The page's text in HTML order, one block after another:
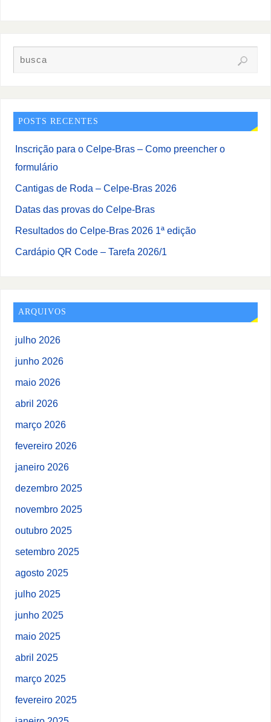
POSTS RECENTES
Inscrição para o Celpe-Bras – Como preencher o
formulário
Cantigas de Roda – Celpe-Bras 2026
Datas das provas do Celpe-Bras
Resultados do Celpe-Bras 2026 1ª edição
Cardápio QR Code – Tarefa 2026/1
ARQUIVOS
julho 2026
junho 2026
maio 2026
abril 2026
março 2026
fevereiro 2026
janeiro 2026
dezembro 2025
novembro 2025
outubro 2025
setembro 2025
agosto 2025
julho 2025
junho 2025
maio 2025
abril 2025
março 2025
fevereiro 2025